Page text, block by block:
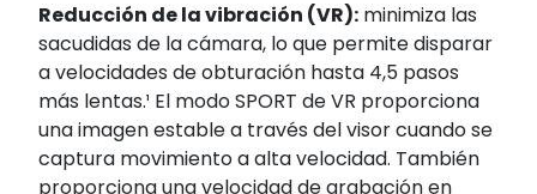
Reducción de la vibración (VR): minimiza las
sacudidas de la cámara, lo que permite disparar
a velocidades de obturación hasta 4,5 pasos
más lentas.¹ El modo SPORT de VR proporciona
una imagen estable a través del visor cuando se
captura movimiento a alta velocidad. También
proporciona una velocidad de grabación en